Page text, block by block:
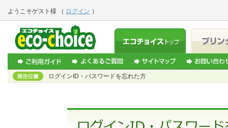
ログインID・パスワードを忘れた方
ようこそゲスト様 （ ログイン ）